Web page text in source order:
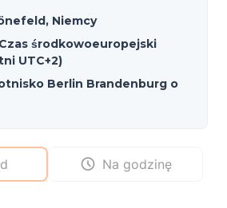
Niemcy
Czas środkowoeuropejski
UTC+2)
Berlin Brandenburg o